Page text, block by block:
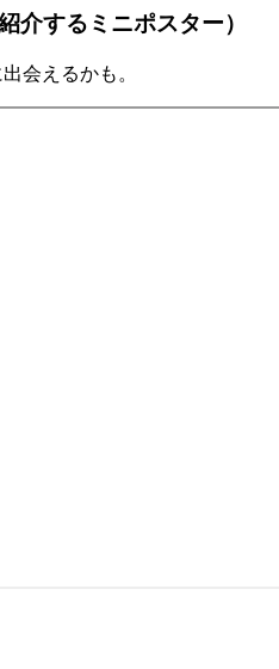
介するミニポスター）
会えるかも。